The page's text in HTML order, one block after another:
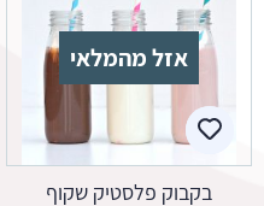
אזל מהמלאי
בקבוק פלסטיק שקוף